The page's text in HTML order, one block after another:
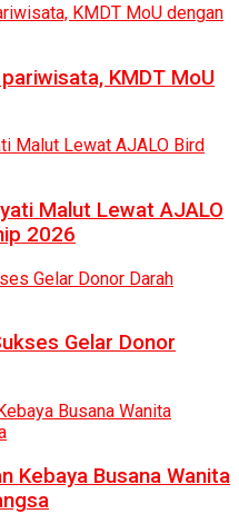
KMDT MoU
Malut Lewat AJALO
2026
Gelar Donor
Kebaya Busana Wanita